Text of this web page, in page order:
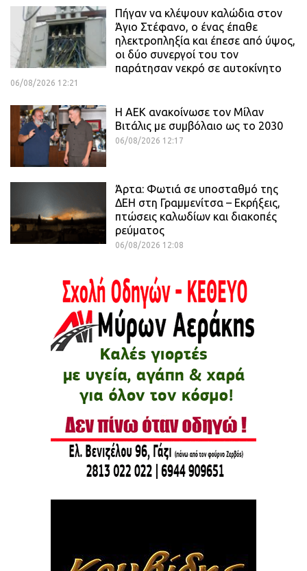
Πήγαν να κλέψουν καλώδια στον
Άγιο Στέφανο, ο ένας έπαθε
ηλεκτροπληξία και έπεσε από ύψος,
οι δύο συνεργοί του τον
παράτησαν νεκρό σε αυτοκίνητο
06/08/2026 12:21
H ΑΕΚ ανακοίνωσε τον Μίλαν
Βιτάλις με συμβόλαιο ως το 2030
06/08/2026 12:17
Άρτα: Φωτιά σε υποσταθμό της
ΔΕΗ στη Γραμμενίτσα – Εκρήξεις,
πτώσεις καλωδίων και διακοπές
ρεύματος
06/08/2026 12:08